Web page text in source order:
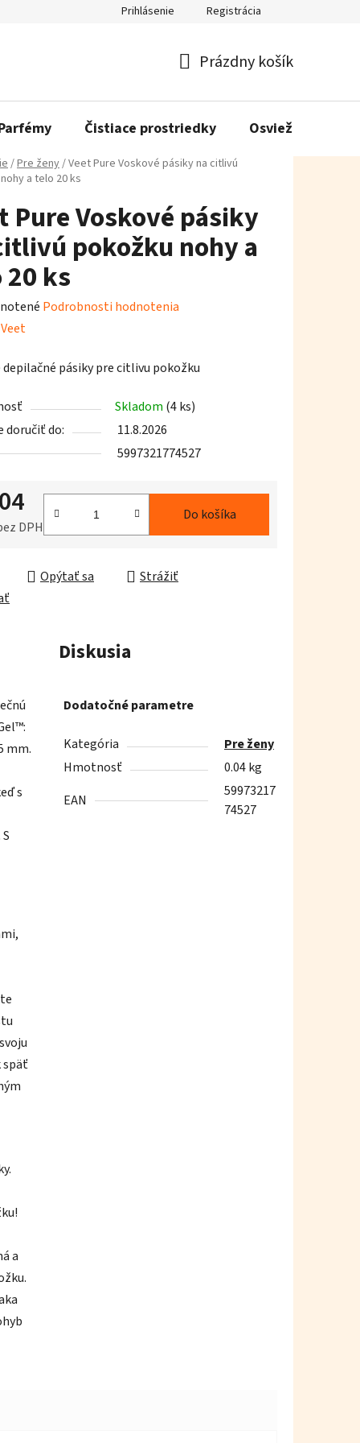
Prihlásenie Registrácia
košík
Prázdny košík
Čistiace prostriedky Osviežovače
/Pre ženy/Veet Pure Voskové pásiky na citlivú
a telo 20 ks
Pure Voskové pásiky
pokožku nohy a
ks
Podrobnosti hodnotenia
Veet
depilačné pásiky pre citlivu pokožku
Skladom (4 ks)
doručiť do:
11.8.2026
5997321774527
DPH
Do košíka
Opýtať sa
Strážiť
Diskusia
mm.
s
späť
a
Dodatočné parametre
Kategória
Pre ženy
Hmotnosť
0.04 kg
EAN
59973217
74527